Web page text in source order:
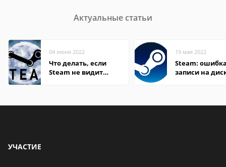
Актуальные статьи
04 июня 2022
Что делать, если
Steam не видит
19 мая 2022
Steam:
записи на
УЧАСТИЕ